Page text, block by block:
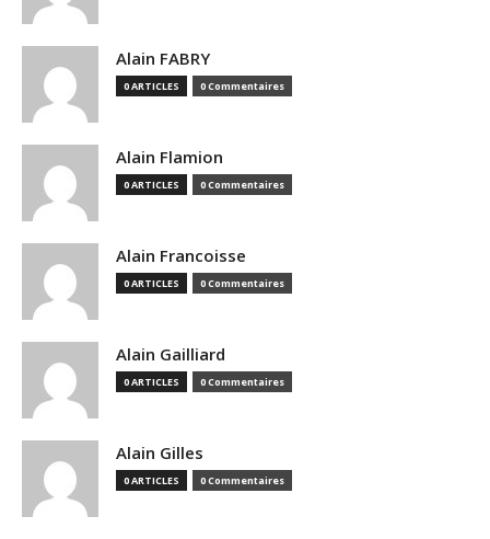
Alain FABRY
0 ARTICLES 0 Commentaires
Alain Flamion
0 ARTICLES 0 Commentaires
Alain Francoisse
0 ARTICLES 0 Commentaires
Alain Gailliard
0 ARTICLES 0 Commentaires
Alain Gilles
0 ARTICLES 0 Commentaires